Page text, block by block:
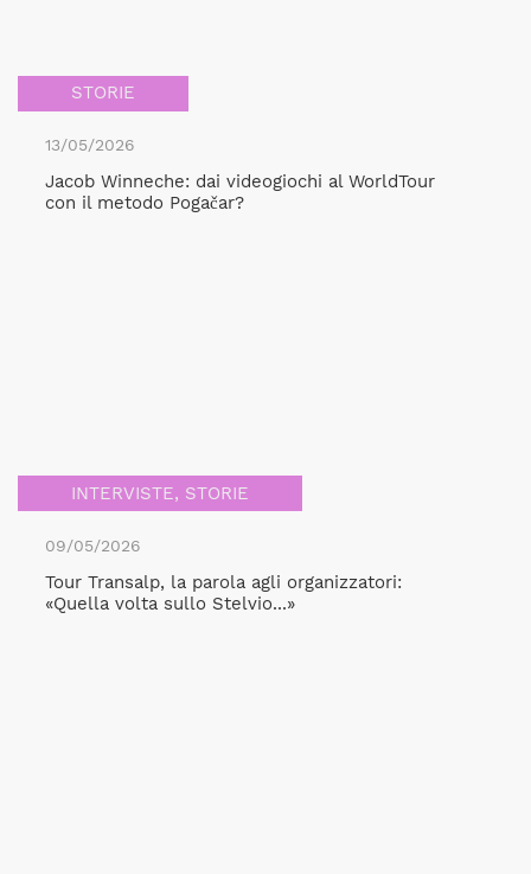
STORIE
13/05/2026
Jacob Winneche: dai videogiochi al WorldTour
con il metodo Pogačar?
INTERVISTE, STORIE
09/05/2026
Tour Transalp, la parola agli organizzatori:
«Quella volta sullo Stelvio...»